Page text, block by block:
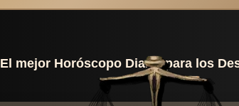
El mejor Horóscopo Diario para los